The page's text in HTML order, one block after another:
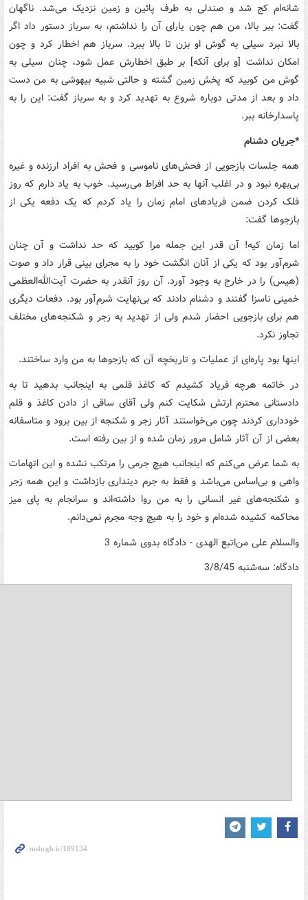
شانه‌ام کج شد و صندلی به طرف پائین و زمین نزدیک می‌شد. ناگهان
گفت: ببر بالا، من هم چون یارای آن را نداشتم، به سرباز دستور داد اگر
بالا نبرد سیلی به گوش او بزن تا بالا ببرد. سرباز هم اخطار کرد و چون
امکان نداشت [و برای آنکه] بر طبق اخطارش عمل شود، چنان سیلی به
گوش من کوبید که پخش زمین گشته و حالتی شبیه بیهوشی به من دست
داد و بعد از مدتی دوباره شروع به تهدید کرد و به سرباز گفت: این را به
پاسدارخانه ببر.
*جریان دشنام
همه جلسات بازجویی از فحش‌های ناموسی و فحش به افراد ارزنده و غیره
بی‌بهره نبود و در اغلب آنها به حد افراط می‌رسید. خوب به یاد دارم که روز
فلک کردن ضمن فریادهای امام زمان را یاد کردم که یک دفعه یکی از
بازجوها گفت:
اما زمان کیه! آن قدر این جمله مرا کوبید که حد نداشت و آن چنان
شرم‌آور بود که یکی از آنان انگشت خود را به مجرای بینی قرار داد و صوت
(هیس) را در خارج به وجود آورد. آن روز آنقدر به حضرت آیت‌الله‌العظمی
خمینی ناسزا گفتند و دشنام دادند که بی‌نهایت شرم‌آور بود. دفعات دیگری
هم برای بازجویی احضار شدم ولی از تهدید به زجر و شکنجه‌‌های مختلف
تجاوز نکرد.
اینها بود پاره‌ای از عملیات و تاریخچه آن که بازجوها به من وارد ساختند.
در خاتمه هرچه فریاد کشیدم که کاغذ قلمی به اینجانب بدهید تا به
دادستانی محترم ارتش شکایت کنم ولی آقای ساقی از دادن کاغذ و قلم
خودداری کردند چون می‌خواستند آثار زجر و شکنجه از بین برود و متاسفانه
بعضی از آن آثار شامل مرور زمان شده و از بین رفته است.
به شما عرض می‌کنم که اینجانب هیچ جرمی را مرتکب نشده و این اتهامات
واهی و بی‌اساس می‌باشد و فقط به جرم دینداری بازداشت و این همه زجر
و شکنجه‌های غیر انسانی را به من روا داشته‌اند و سرانجام به پای میز
محاکمه کشیده شده‌ام و خود را به هیچ وجه مجرم نمی‌دانم.
والسلام علی من‌اتبع الهدی - دادگاه بدوی شماره 3
دادگاه: سه‌شنبه 3/8/45